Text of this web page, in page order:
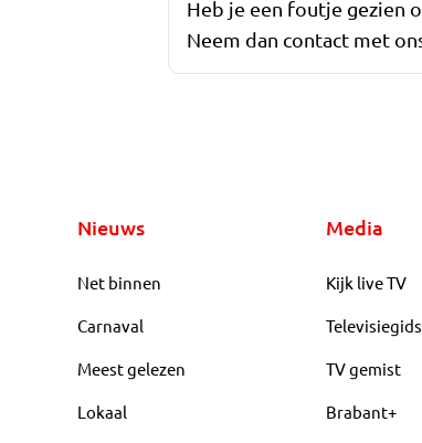
Heb je een foutje gezien
Neem dan contact met
Nieuws
Net binnen
Carnaval
Meest gelezen
Lokaal
Media
Kijk live TV
Televisiegids
TV gemist
Brabant+